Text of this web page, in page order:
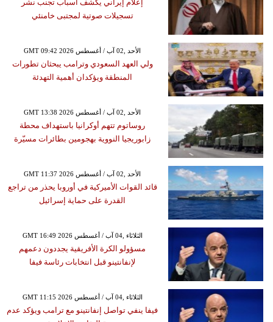
إعلام إيراني يكشف أسباب تجنب نشر
تسجيلات صوتية لمجتبى خامنئي
GMT 09:42 2026 الأحد ,02 آب / أغسطس
ولي العهد السعودي وترامب يبحثان تطورات
المنطقة ويؤكدان أهمية التهدئة
GMT 13:38 2026 الأحد ,02 آب / أغسطس
روساتوم تتهم أوكرانيا باستهداف محطة
زابوريجيا النووية بهجومين بطائرات مسيّرة
GMT 11:37 2026 الأحد ,02 آب / أغسطس
قائد القوات الأميركية في أوروبا يحذر من تراجع
القدرة على حماية إسرائيل
GMT 16:49 2026 الثلاثاء ,04 آب / أغسطس
مسؤولو الكرة الأفريقية يجددون دعمهم
لإنفانتينو قبل انتخابات رئاسة فيفا
GMT 11:15 2026 الثلاثاء ,04 آب / أغسطس
فيفا ينفي تواصل إنفانتينو مع ترامب ويؤكد عدم